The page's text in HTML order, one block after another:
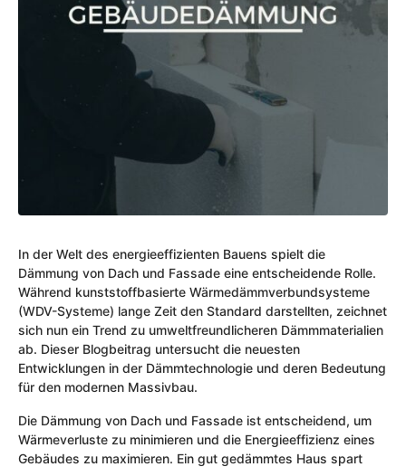
In der Welt des energieeffizienten Bauens spielt die
Dämmung von Dach und Fassade eine entscheidende Rolle.
Während kunststoffbasierte Wärmedämmverbundsysteme
(WDV-Systeme) lange Zeit den Standard darstellten, zeichnet
sich nun ein Trend zu umweltfreundlicheren Dämmmaterialien
ab. Dieser Blogbeitrag untersucht die neuesten
Entwicklungen in der Dämmtechnologie und deren Bedeutung
für den modernen Massivbau.
Die Dämmung von Dach und Fassade ist entscheidend, um
Wärmeverluste zu minimieren und die Energieeffizienz eines
Gebäudes zu maximieren. Ein gut gedämmtes Haus spart